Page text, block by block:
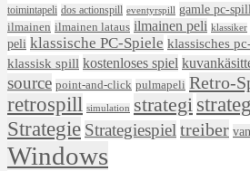
toimintapeli dos actionspill eventyrspill gamle pc-spill
ilmainen ilmainen lataus ilmainen peli klassiker
peli klassische PC-Spiele klassisches
klassisk spill kostenloses spiel
source point-and-click pulmapeli Retro-
retrospill simulation strategi
Strategie Strategiespiel treiber
Windows